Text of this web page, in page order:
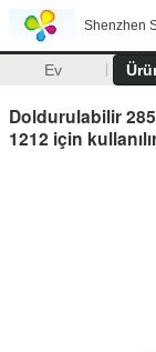
Shenzhen
Ev
Doldurulabilir
1212 için